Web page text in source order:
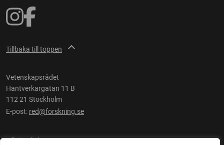
Tillbaka till toppen
Vetenskapsrådet
Hantverkargatan 11 B
112 21 Stockholm
E-post: red@forskning.se
Tillgänglighet